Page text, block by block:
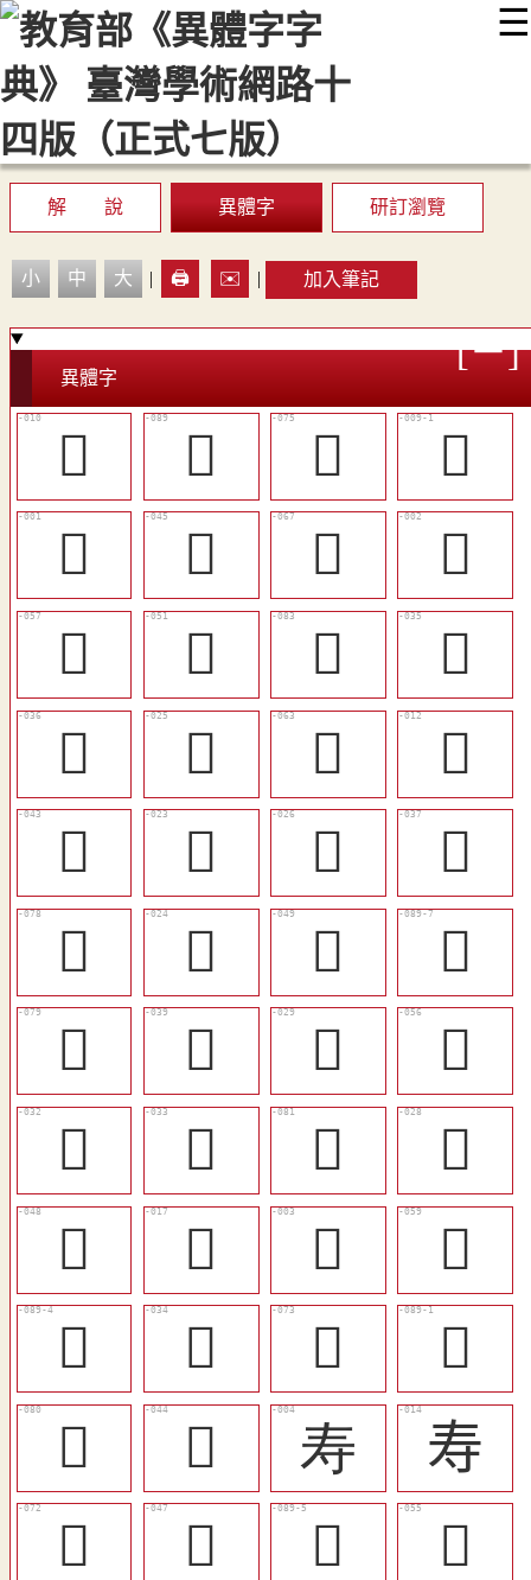
☰
::: 最新消息 常見問題 編輯說明
顯示模式
網站導覽
解 說 異體字 研訂瀏覽
小 中 大 | 🖨️ ✉️ | 加入筆記
異體字
󰑣 𠋮 󱉦
󱈳
𠭵
󱉎 󱉠
𠷎
󱉙
󱉓 󰱜
󱉆
󱉇
󱈾 󱉟
󱈶
󱉌
󱈼 󱈿
󱉈
󱉩
󱈽 󱉒
󱉹
󱉪
󱉊 󱉂
󱉘
󱉃
󱉄 󱉬
󱉁
󱉑
󱈸 𡔽
󱉛
󱉶
󱉅 󱉥
󱉳
󱉫
󱉍 寿
寿
󱉤
󱉐 󱉷
󱉗